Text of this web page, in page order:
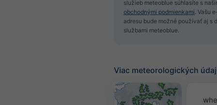
služieb meteoblue súhlasíte s
obchodnými podmienkami . Vašu
adresu bude možné používať aj s
službami meteoblue.
Viac meteorologických